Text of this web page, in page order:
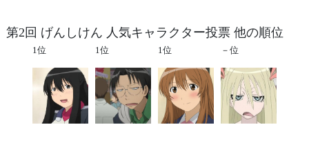
第2回 げんしけん 人気キャラクター投票 他の順位
1位 1位 1位 －位